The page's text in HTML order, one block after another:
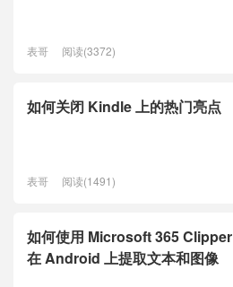
表哥 阅读(3372)
如何关闭 Kindle 上的热门亮点
表哥 阅读(1491)
如何使用 Microsoft 365 Clipper
在 Android 上提取文本和图像